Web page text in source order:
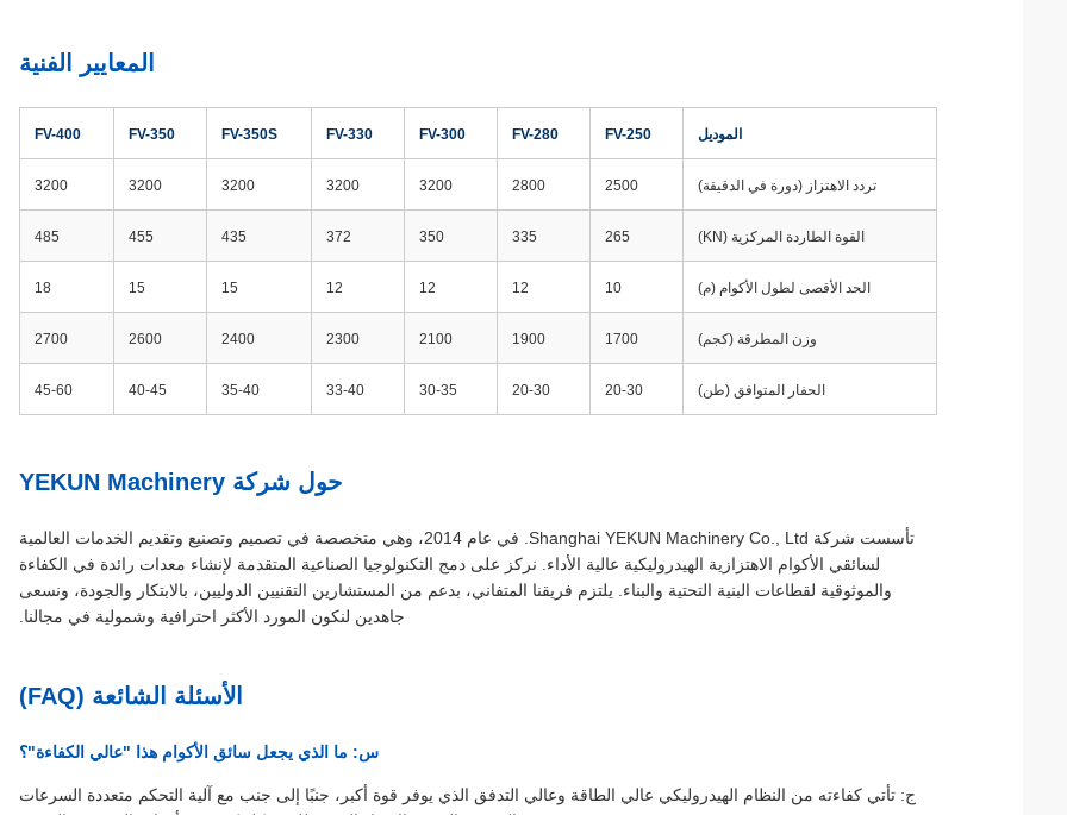
المعايير الفنية
الموديل FV-250
FV-280
FV-300
FV-330
FV-350S
FV-350
FV-400
تردد الاهتزاز (دورة في الدقيقة) 2500
2800
3200
3200
3200
3200
3200
القوة الطاردة المركزية (KN) 265
335
350
372
435
455
485
الحد الأقصى لطول الأكوام (م) 10
12
12
12
15
15
18
وزن المطرقة (كجم) 1700
1900
2100
2300
2400
2600
2700
الحفار المتوافق (طن) 20-30
20-30
30-35
33-40
35-40
40-45
45-60
حول شركة YEKUN Machinery
تأسست شركة Shanghai YEKUN Machinery Co., Ltd. في عام 2014، وهي متخصصة في تصميم وتصنيع وتقديم الخدمات العالمية
لسائقي الأكوام الاهتزازية الهيدروليكية عالية الأداء. نركز على دمج التكنولوجيا الصناعية المتقدمة لإنشاء معدات رائدة في الكفاءة
والموثوقية لقطاعات البنية التحتية والبناء. يلتزم فريقنا المتفاني، بدعم من المستشارين التقنيين الدوليين، بالابتكار والجودة، ونسعى
جاهدين لنكون المورد الأكثر احترافية وشمولية في مجالنا.
الأسئلة الشائعة (FAQ)
س: ما الذي يجعل سائق الأكوام هذا "عالي الكفاءة"؟
ج: تأتي كفاءته من النظام الهيدروليكي عالي الطاقة وعالي التدفق الذي يوفر قوة أكبر، جنبًا إلى جنب مع آلية التحكم متعددة السرعات